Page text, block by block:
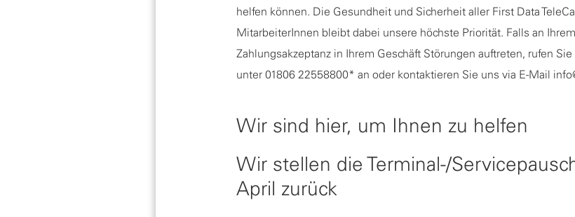
helfen können. Die Gesundheit und Sicherheit aller First Data
MitarbeiterInnen bleibt dabei unsere höchste Priorität. Falls an
Zahlungsakzeptanz in Ihrem Geschäft Störungen auftreten, rufen
unter 01806 22558800* an oder kontaktieren Sie uns via E-Mail
Wir sind hier, um Ihnen zu helfen
Wir stellen die Terminal-/
April zurück